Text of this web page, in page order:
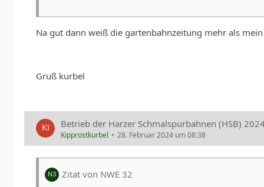
Na gut dann weiß die gartenbahnzeitung mehr als
Gruß kurbel
Betrieb der Harzer Schmalspurbahnen (HSB)
Kipprostkurbel 28. Februar 2024 um 08:38
Zitat von NWE 32